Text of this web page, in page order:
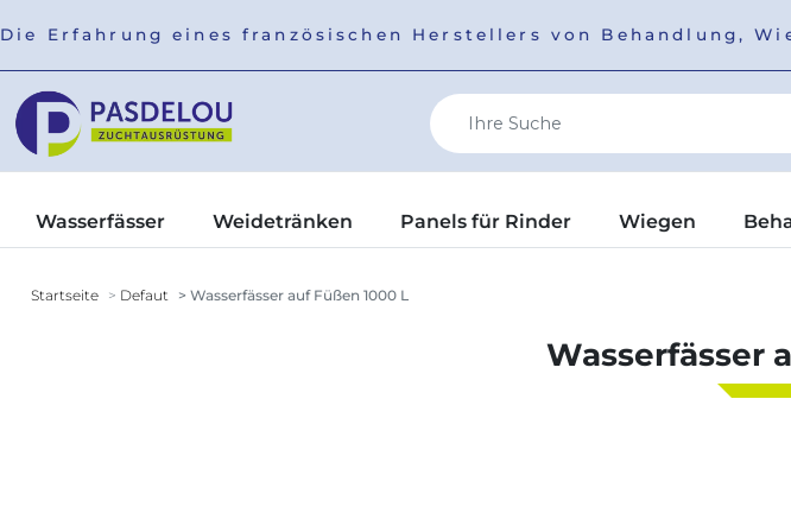
Die Erfahrung eines französischen Herstellers von Behandlung,
Wasserfässer Weidetränken Panels für Rinder Wiegen
Startseite Defaut Wasserfässer auf Füßen 1000 L
Wasserfässer